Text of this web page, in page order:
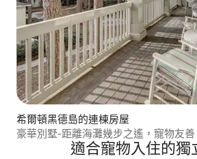
希爾頓黑德島的連棟房屋
豪華別墅-距離海灘幾步之遙，寵物友善
適合寵物入住的獨